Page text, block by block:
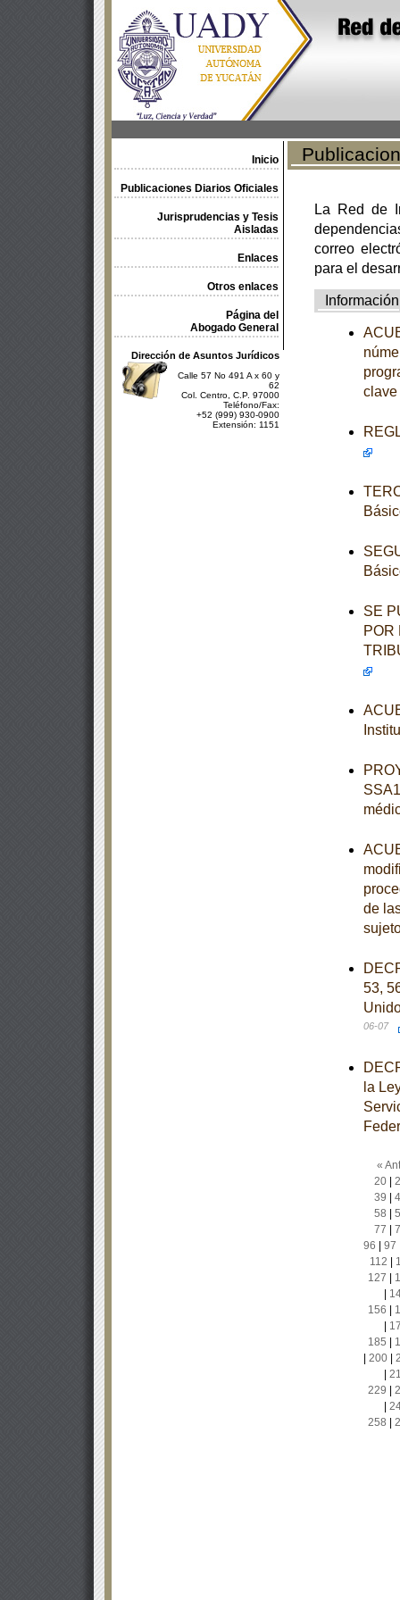
Inicio
Publicaciones Diarios Oficiales
Jurisprudencias y Tesis
Aisladas
Enlaces
Otros enlaces
Página del
Abogado General
Dirección de Asuntos Jurídicos
Calle 57 No 491 A x 60 y
62
Col. Centro, C.P. 97000
Teléfono/Fax:
+52 (999) 930-0900
Extensión: 1151
La Red de
correo
para el
Información
SE
POR
de
53,
06-07
la
«
20|
39
58
77
96
97
112
127
156
185
200|
229
258